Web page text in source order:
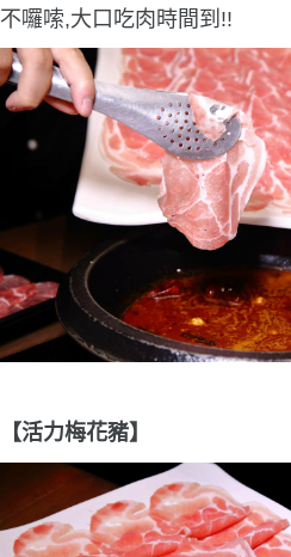
不囉嗦,大口吃肉時間到!!
【活力梅花豬】